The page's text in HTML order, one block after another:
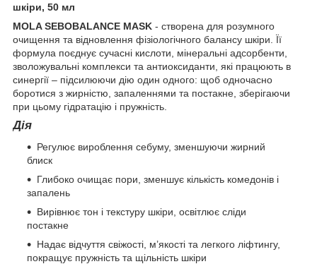
шкіри, 50 мл
MOLA SEBOBALANCE MASK - створена для розумного
очищення та відновлення фізіологічного балансу шкіри. Її
формула поєднує сучасні кислоти, мінеральні адсорбенти,
зволожувальні комплекси та антиоксиданти, які працюють в
синергії – підсилюючи дію один одного: щоб одночасно
боротися з жирністю, запаленнями та постакне, зберігаючи
при цьому гідратацію і пружність.
Дія
Регулює вироблення себуму, зменшуючи жирний
блиск
Глибоко очищає пори, зменшує кількість комедонів і
запалень
Вирівнює тон і текстуру шкіри, освітлює сліди
постакне
Надає відчуття свіжості, м’якості та легкого ліфтингу,
покращує пружність та щільність шкіри